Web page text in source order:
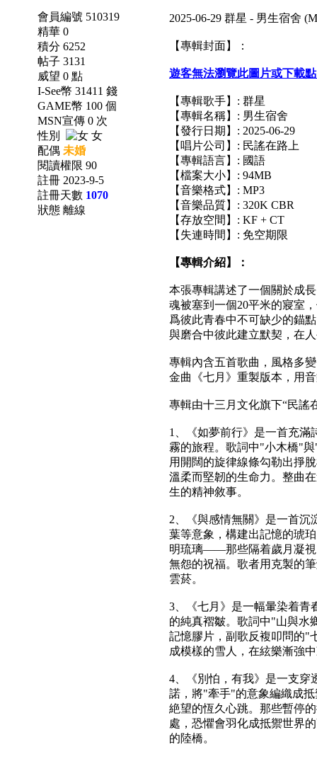
會員編號 510319
精華 0
積分 6252
帖子 3131
威望 0 點
I-See幣 31411 錢
GAME幣 100 個
MSN宣傳 0 次
性別
女
配偶 未婚
閱讀權限 90
註冊 2023-9-5
註冊天數 1070
狀態 離線
2025-06-29 群星 - 男生宿舍
【專輯封面】：
遊客無法瀏覽此圖片或下載
【專輯歌手】: 群星
【專輯名稱】: 男生宿舍
【發行日期】: 2025-06-29
【唱片公司】: 民謠在路上
【專輯語言】: 國語
【檔案大小】: 94MB
【音樂格式】: MP3
【音樂品質】: 320K CBR
【存放空間】: KF + CT
【失連時間】: 免空期限
【專輯介紹】：
本張專輯講述了一個關於成
魂被塞到一個20平米的寢室
爲彼此青春中不可缺少的錨
與磨合中彼此建立默契，在
專輯內含五首歌曲，風格多
金曲《七月》重製版本，用
專輯由十三月文化旗下“民謠
1、《如夢前行》是一首充滿
霧的旅程。歌詞中"小木橋"
用開闊的旋律線條勾勒出掙
溫柔而堅韌的生命力。整曲
生的精神敘事。
2、《與感情無關》是一首沉
葉等意象，構建出記憶的琥
明琉璃——那些隔着歲月凝視
無怨的祝福。歌者用克製的
雲菸。
3、《七月》是一幅暈染着青
的純真褶皺。歌詞中"山與水
記憶膠片，副歌反複叩問的"
成模樣的雪人，在絃樂漸強
4、《別怕，有我》是一支穿
諾，將"牽手"的意象編織成
絶望的恆久心跳。那些暫停
處，恐懼會羽化成抵禦世界
的陸橋。